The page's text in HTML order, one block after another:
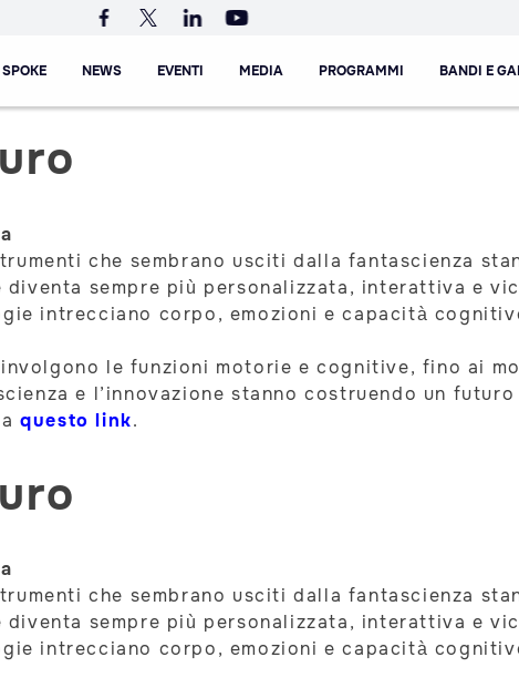
NEWS EVENTI MEDIA PROGRAMMI BANDI E
che sembrano usciti dalla fantascienza
sempre più personalizzata, interattiva e
intrecciano corpo, emozioni e capacità
le funzioni motorie e cognitive, fino ai
e l’innovazione stanno costruendo un
aquesto link.
che sembrano usciti dalla fantascienza
sempre più personalizzata, interattiva e
intrecciano corpo, emozioni e capacità